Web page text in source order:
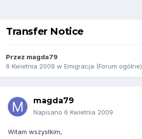
Transfer Notice
Przez magda79
6 Kwietnia 2009 w Emigracja (Forum ogólne)
magda79
Napisano 6 Kwietnia 2009
Witam wszystkim,